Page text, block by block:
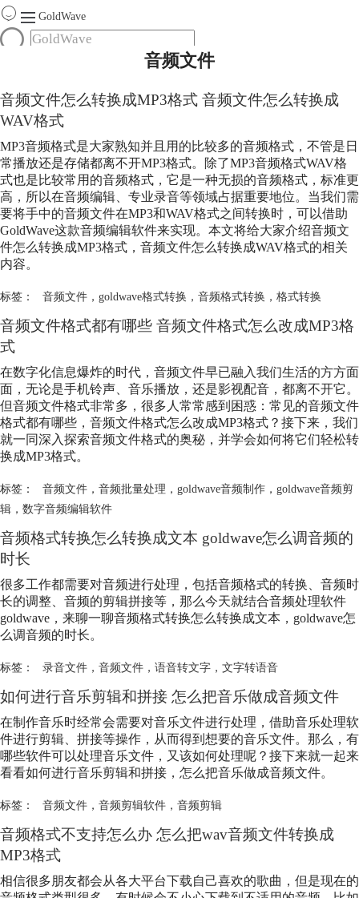
GoldWave
服务
购买
音频文件
音频文件怎么转换成MP3格式 音频文件怎么转换成
WAV格式
MP3音频格式是大家熟知并且用的比较多的音频格式，不管是日
常播放还是存储都离不开MP3格式。除了MP3音频格式WAV格
式也是比较常用的音频格式，它是一种无损的音频格式，标准更
高，所以在音频编辑、专业录音等领域占据重要地位。当我们需
要将手中的音频文件在MP3和WAV格式之间转换时，可以借助
GoldWave这款音频编辑软件来实现。本文将给大家介绍音频文
件怎么转换成MP3格式， 音频文件怎么转换成WAV格式的相关
内容。
标签： 音频文件， goldwave格式转换 ， 音频格式转换 ， 格式转换
音频文件格式都有哪些 音频文件格式怎么改成MP3格
式
在数字化信息爆炸的时代， 音频文件早已融入我们生活的方方面
面，无论是手机铃声、音乐播放，还是影视配音，都离不开它。
但音频文件格式非常多，很多人常常感到困惑：常见的音频文件
格式都有哪些， 音频文件格式怎么改成MP3格式？接下来，我们
就一同深入探索音频文件格式的奥秘，并学会如何将它们轻松转
换成MP3格式。​
标签： 音频文件， 音频批量处理 ， goldwave音频制作， goldwave音频剪
辑 ， 数字音频编辑软件
音频格式转换怎么转换成文本 goldwave怎么调音频的
时长
很多工作都需要对音频进行处理，包括音频格式的转换、音频时
长的调整、音频的剪辑拼接等，那么今天就结合音频处理软件
goldwave，来聊一聊音频格式转换怎么转换成文本，goldwave怎
么调音频的时长。
标签： 录音文件， 音频文件， 语音转文字， 文字转语音
如何进行音乐剪辑和拼接 怎么把音乐做成音频文件
在制作音乐时经常会需要对音乐文件进行处理，借助音乐处理软
件进行剪辑、拼接等操作，从而得到想要的音乐文件。那么，有
哪些软件可以处理音乐文件，又该如何处理呢？接下来就一起来
看看如何进行音乐剪辑和拼接，怎么把音乐做成音频文件。
标签： 音频文件， 音频剪辑软件， 音频剪辑
音频格式不支持怎么办 怎么把wav音频文件转换成
MP3格式
相信很多朋友都会从各大平台下载自己喜欢的歌曲，但是现在的